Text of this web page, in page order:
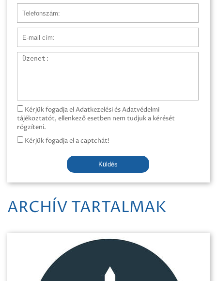
Üzenet
Kérjük fogadja el Adatkezelési és Adatvédelmi
tájékoztatót, ellenkező esetben nem tudjuk a kérését
rögzíteni.
Kérjük fogadja el a captchát!
Küldés
ARCHÍV TARTALMAK